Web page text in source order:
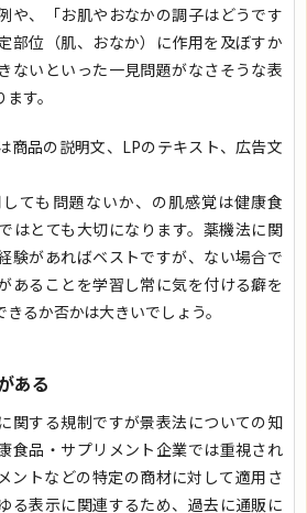
や、「お肌やおなかの調子はどうです
部位（肌、おなか）に作用を及ぼすか
ないといった一見問題がなさそうな表
す。
商品の説明文、LPのテキスト、広告文
ても問題ないか、の肌感覚は健康食
はとても大切になります。薬機法に関
験があればベストですが、ない場合で
あることを学習し常に気を付ける癖を
るか否かは大きいでしょう。
ある
関する規制ですが景表法についての知
食品・サプリメント企業では重視され
ントなどの特定の商材に対して適用さ
る表示に関連するため、過去に通販に